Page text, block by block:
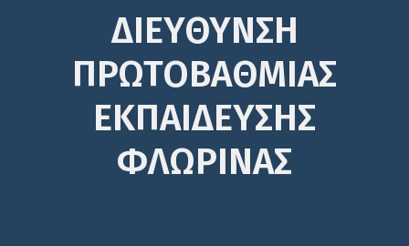
ΔΙΕΎΘΥΝΣΗ
ΠΡΩΤΟΒΆΘΜΙΑΣ
ΕΚΠΑΊΔΕΥΣΗΣ
ΦΛΩΡΙΝΑΣ